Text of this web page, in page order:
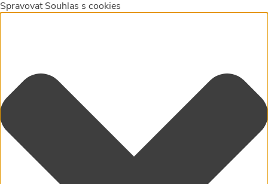
Spravovat Souhlas s cookies